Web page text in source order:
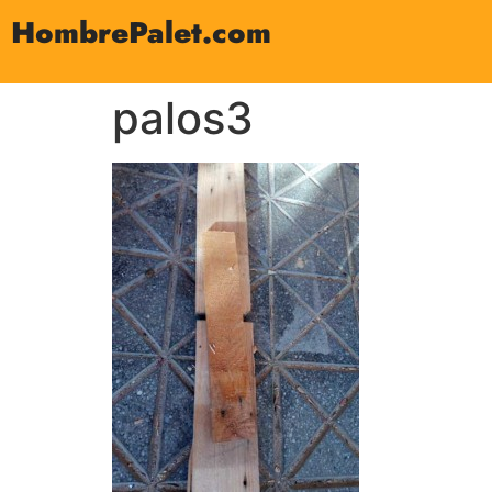
HombrePalet.com
palos3